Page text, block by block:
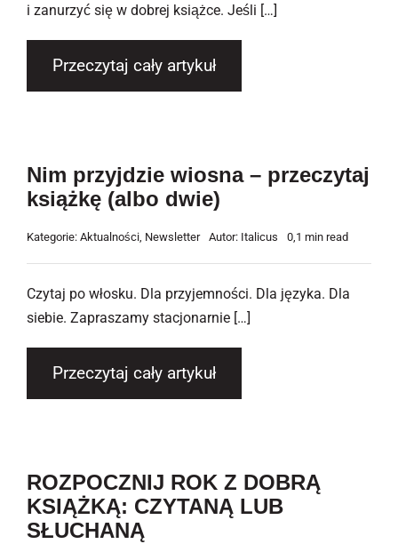
i zanurzyć się w dobrej książce. Jeśli […]
Przeczytaj cały artykuł
Nim przyjdzie wiosna – przeczytaj
książkę (albo dwie)
Kategorie: Aktualności, Newsletter Autor: Italicus 0,1 min read
Czytaj po włosku. Dla przyjemności. Dla języka. Dla
siebie. Zapraszamy stacjonarnie […]
Przeczytaj cały artykuł
ROZPOCZNIJ ROK Z DOBRĄ
KSIĄŻKĄ: CZYTANĄ LUB
SŁUCHANĄ